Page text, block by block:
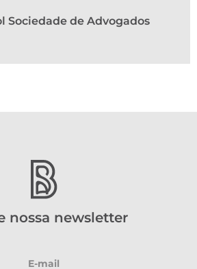
Sociedade de Advogados
nossa newsletter